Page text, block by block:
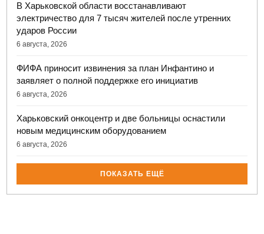
В Харьковской области восстанавливают
электричество для 7 тысяч жителей после утренних
ударов России
6 августа, 2026
ФИФА приносит извинения за план Инфантино и
заявляет о полной поддержке его инициатив
6 августа, 2026
Харьковский онкоцентр и две больницы оснастили
новым медицинским оборудованием
6 августа, 2026
ПОКАЗАТЬ ЕЩЁ